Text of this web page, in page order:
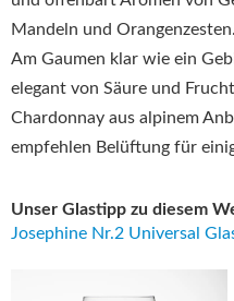
Mandeln und
Am Gaumen klar wie ein
elegant von Säure und
Chardonnay aus alpinem
empfehlen Belüftung für
Unser Glastipp zu diesem
Josephine Nr.2 Universal